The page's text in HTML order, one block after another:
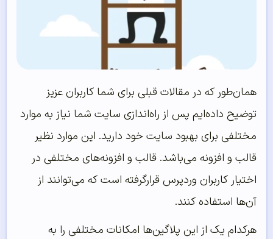
همان‌طور که در مقالات قبلی برای شما کاربران عزیز
توضیح داده‌ایم پس از راه‌اندازی سایت شما نیاز به موارد
مختلفی برای بهبود سایت خود دارید. این موارد نظیر
قالب و افزونه می‌باشد. قالب و افزونه‌های مختلفی در
اختیار کاربران وردپرس قرارگرفته است که می‌توانند از
آن‌ها استفاده کنند.
هرکدام یک از این پلاگین‌ها امکانات مختلفی را به